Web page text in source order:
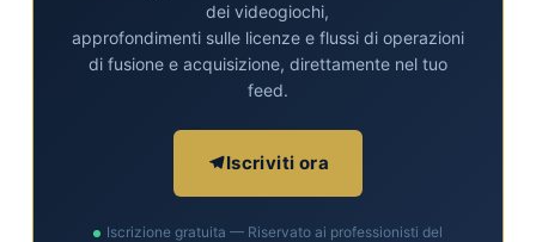
dei videogiochi,
approfondimenti sulle licenze e flussi di operazioni
di fusione e acquisizione, direttamente nel tuo
feed.
Iscriviti ora
Iscrizione gratuita — Riservato ai professionisti del